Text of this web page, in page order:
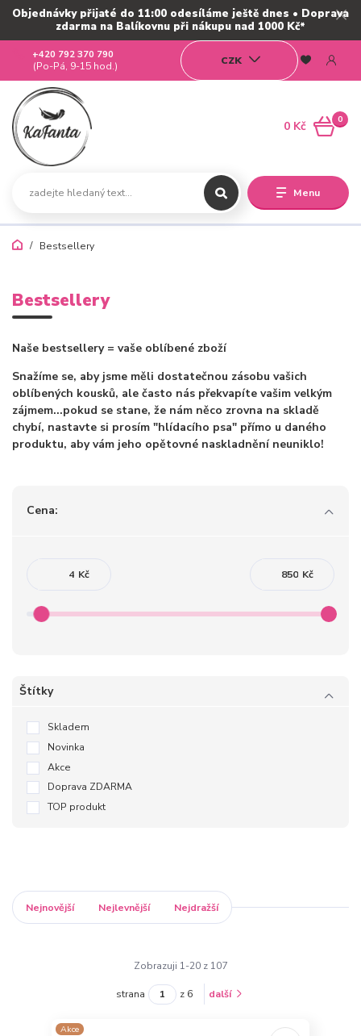
Objednávky přijaté do 11:00 odesíláme ještě dnes • Doprava
zdarma na Balíkovnu při nákupu nad 1000 Kč*
Menu
CZK
+420 792 370 790
(Po-Pá, 9-15 hod.)
0
0 Kč
Bestsellery
Bestsellery
Naše bestsellery = vaše oblíbené zboží
Snažíme se, aby jsme měli dostatečnou zásobu vašich
oblíbených kousků, ale často nás překvapíte vašim velkým
zájmem...pokud se stane, že nám něco zrovna na skladě
chybí, nastavte si prosím "hlídacího psa" přímo u daného
produktu, aby vám jeho opětovné naskladnění neuniklo!
Cena:
Kč Kč
Štítky
Skladem
Novinka
Akce
Doprava ZDARMA
TOP produkt
Nejnovější Nejlevnější Nejdražší
Zobrazuji 1-20 z 107
strana z 6 další
Akce